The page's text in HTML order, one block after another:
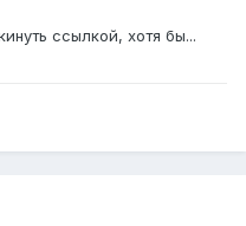
ссылкой, хотя бы...